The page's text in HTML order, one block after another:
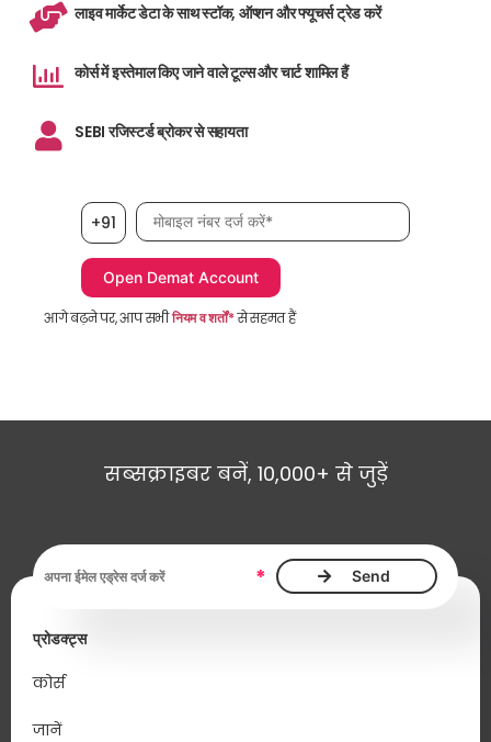
लाइव मार्केट डेटा के साथ स्टॉक, ऑप्शन और फ्यूचर्स ट्रेड करें
कोर्स में इस्तेमाल किए जाने वाले टूल्स और चार्ट शामिल हैं
SEBI रजिस्टर्ड ब्रोकर से सहायता
+91 मोबाइल नंबर आवश्यक है
आगे बढ़ने पर, आप सभीनियम व शर्तों*से सहमत हैं
सब्सक्राइबर बनें, 10,000+ से जुड़ें
ईमेल एड्रेस आवश्यक है *
प्रोडक्ट्स
कोर्स
जानें